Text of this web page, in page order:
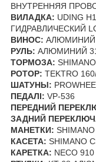
ВНУТРЕННЯЯ
ВИЛАДКА: UDING
ГИДРАВЛИЧЕСКИЙ
ВИНОС: АЛЮМИНИЙ
РУЛЬ: АЛЮМИНИЙ
ТОРМОЗА:
РОТОР: TEKTRO
ШАТУНЫ:
ПЕДАЛІ: VP-536
ПЕРЕДНИЙ
ЗАДНИЙ
МАНЕТКИ:
КАСЕТА: SHIMANO
КАРЕТКА: NECO